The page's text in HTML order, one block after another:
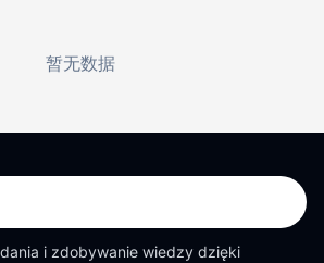
暂无数据
i zdobywanie wiedzy dzięki